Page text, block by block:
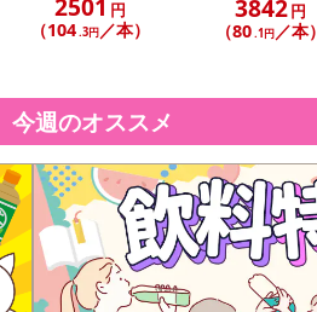
円
（104.3円／本）
3842円
（80.1円／本）
今週のオススメ